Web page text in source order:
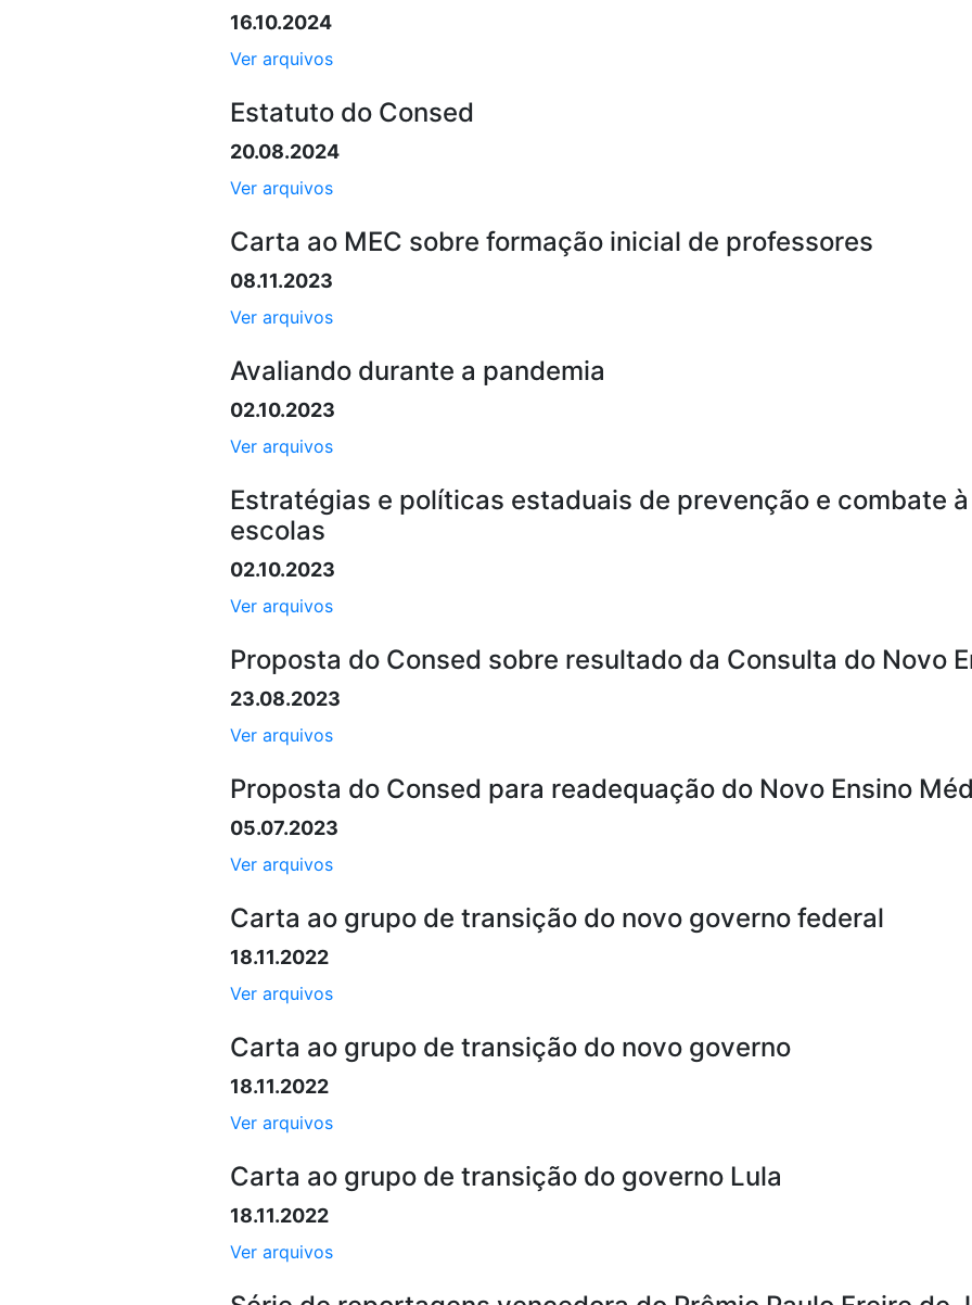
16.10.2024
Ver arquivos
Estatuto do Consed
20.08.2024
Ver arquivos
Carta ao MEC sobre formação inicial de professores
08.11.2023
Ver arquivos
Avaliando durante a pandemia
02.10.2023
Ver arquivos
Estratégias e políticas estaduais de prevenção e combate
escolas
02.10.2023
Ver arquivos
Proposta do Consed sobre resultado da Consulta do Novo
23.08.2023
Ver arquivos
Proposta do Consed para readequação do Novo Ensino
05.07.2023
Ver arquivos
Carta ao grupo de transição do novo governo federal
18.11.2022
Ver arquivos
Carta ao grupo de transição do novo governo
18.11.2022
Ver arquivos
Carta ao grupo de transição do governo Lula
18.11.2022
Ver arquivos